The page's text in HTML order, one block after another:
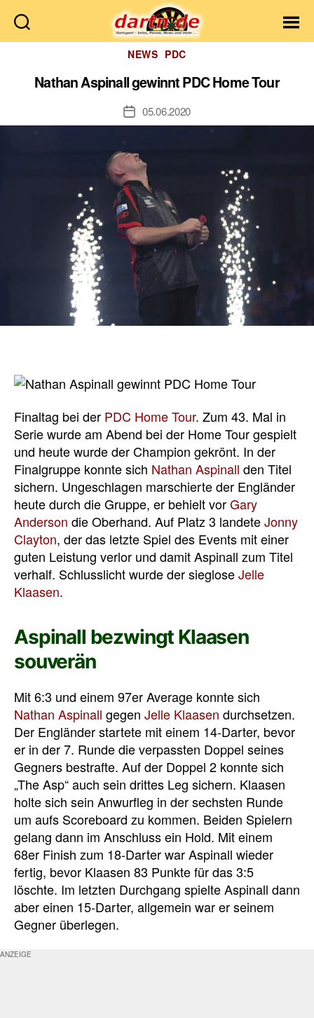
Dartn.de
Kategorien
NEWS PDC
Nathan Aspinall gewinnt PDC Home Tour
Veröffentlichungsdatum
05.06.2020
Finaltag bei der PDC Home Tour. Zum 43. Mal in
Serie wurde am Abend bei der Home Tour gespielt
und heute wurde der Champion gekrönt. In der
Finalgruppe konnte sich Nathan Aspinall den Titel
sichern. Ungeschlagen marschierte der Engländer
heute durch die Gruppe, er behielt vorGary
Anderson die Oberhand. Auf Platz 3 landeteJonny
Clayton, der das letzte Spiel des Events mit einer
guten Leistung verlor und damit Aspinall zum Titel
verhalf. Schlusslicht wurde der siegloseJelle
Klaasen.
Aspinall bezwingt Klaasen
souverän
Mit 6:3 und einem 97er Average konnte sich
Nathan Aspinall gegen Jelle Klaasen durchsetzen.
Der Engländer startete mit einem 14-Darter, bevor
er in der 7. Runde die verpassten Doppel seines
Gegners bestrafte. Auf der Doppel 2 konnte sich
„The Asp“ auch sein drittes Leg sichern. Klaasen
holte sich sein Anwurfleg in der sechsten Runde
um aufs Scoreboard zu kommen. Beiden Spielern
gelang dann im Anschluss ein Hold. Mit einem
68er Finish zum 18-Darter war Aspinall wieder
fertig, bevor Klaasen 83 Punkte für das 3:5
löschte. Im letzten Durchgang spielte Aspinall dann
aber einen 15-Darter, allgemein war er seinem
Gegner überlegen.